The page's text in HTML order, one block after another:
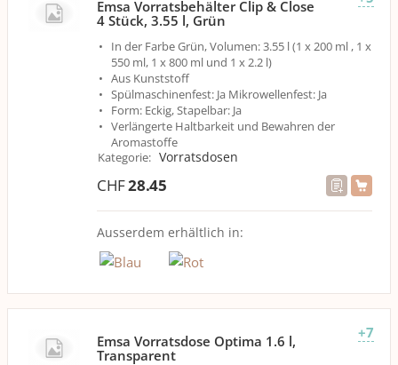
Emsa Vorratsbehälter Clip & Close
4 Stück, 3.55 l, Grün
In der Farbe Grün, Volumen: 3.55 l (1 x 200 ml , 1 x
550 ml, 1 x 800 ml und 1 x 2.2 l)
Aus Kunststoff
Spülmaschinenfest: Ja Mikrowellenfest: Ja
Form: Eckig, Stapelbar: Ja
Verlängerte Haltbarkeit und Bewahren der
Aromastoffe
Kategorie: Vorratsdosen
CHF28.45
Ausserdem erhältlich in:
+7
Emsa Vorratsdose Optima 1.6 l,
Transparent